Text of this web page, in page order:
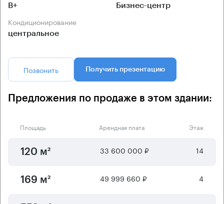
B+ Бизнес-центр
Кондиционирование
центральное
Позвонить Получить презентацию
Предложения по продаже в этом здании:
Площадь Арендная плата Этаж
120 м² 33 600 000 ₽ 14
169 м² 49 999 660 ₽ 4